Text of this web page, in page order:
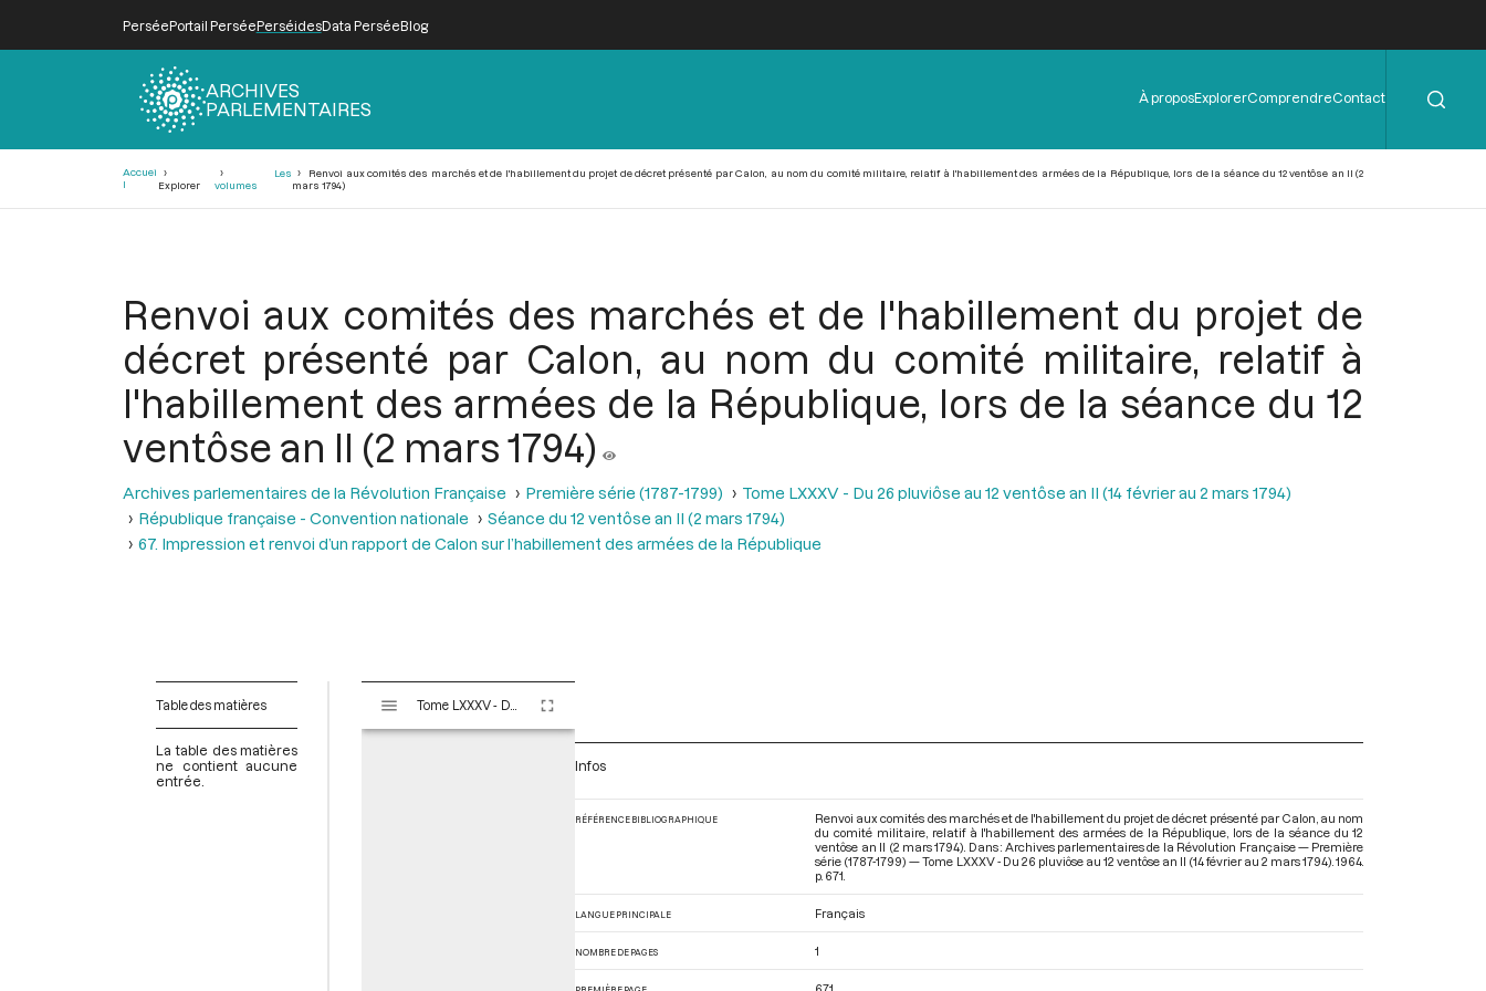
PerséePortail PerséePerséidesData PerséeBlog
ARCHIVES
PARLEMENTAIRES
Menu
de
À proposExplorerComprendreContact
Accuei
l
Explorer
Les
volumes
Renvoi aux comités des marchés et de l'habillement du projet de décret présenté par Calon, au nom du comité militaire, relatif à l'habillement des armées de la République, lors de la séance du 12 ventôse an II (2
mars 1794)
Renvoi aux comités des marchés et de l'habillement du projet de
décret présenté par Calon, au nom du comité militaire, relatif à
l'habillement des armées de la République, lors de la séance du 12
ventôse an II (2 mars 1794)
Archives parlementaires de la Révolution Française Première série (1787-1799)
Tome LXXXV - Du 26 pluviôse au 12 ventôse an II (14 février au 2 mars 1794)
République française - Convention nationale
Séance du 12 ventôse an II (2 mars 1794)
67. Impression et renvoi d’un rapport de Calon sur l’habillement des armées de la République
Table des matières
La table des matières
ne contient aucune
entrée.
s
Infos
RÉFÉRENCE BIBLIOGRAPHIQUE
Renvoi aux comités des marchés et de l'habillement du projet de décret présenté par Calon, au nom
du comité militaire, relatif à l'habillement des armées de la République, lors de la séance du 12
ventôse an II (2 mars 1794). Dans : Archives parlementaires de la Révolution Française — Première
série (1787-1799) — Tome LXXXV - Du 26 pluviôse au 12 ventôse an II (14 février au 2 mars 1794) . 1964.
p. 671.
LANGUE PRINCIPALE Français
NOMBRE DE PAGES 1
PREMIÈRE PAGE 671